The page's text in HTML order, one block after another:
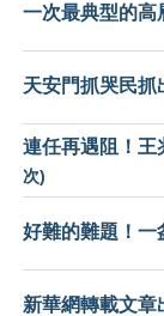
一次最典型的高
天安門抓哭民抓
連任再遇阻！王
次)
好難的難題！
新華網轉載文章